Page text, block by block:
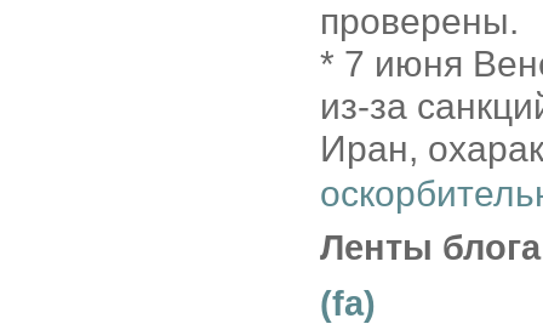
проверены.
* 7 июня
из-за
Иран,
Ленты
(fa)